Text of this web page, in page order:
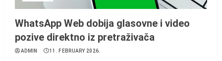
WhatsApp Web dobija glasovne i video
pozive direktno iz pretraživača
ADMIN 11. FEBRUARY 2026.